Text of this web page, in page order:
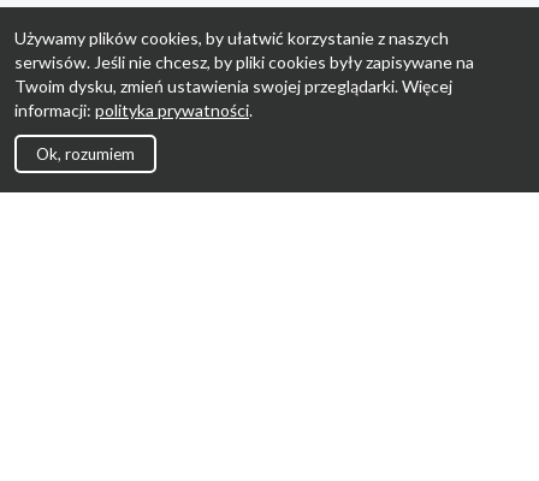
Używamy plików cookies, by ułatwić korzystanie z naszych
serwisów. Jeśli nie chcesz, by pliki cookies były zapisywane na
Twoim dysku, zmień ustawienia swojej przeglądarki. Więcej
informacji: polityka prywatności.
Ok, rozumiem